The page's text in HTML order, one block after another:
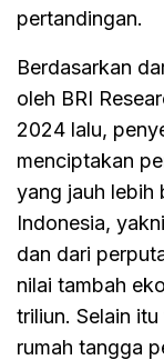
pertandingan.
Berdasarkan
oleh BRI
2024 lalu,
menciptakan
yang jauh lebih
Indonesia,
dan dari
nilai tambah
triliun. Selain
rumah tangga